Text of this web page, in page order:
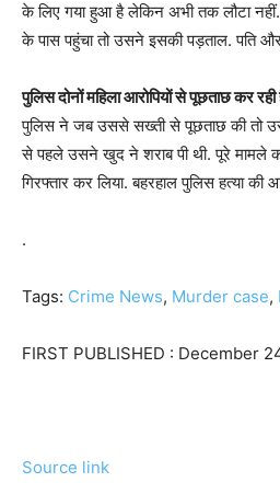
के लिए गया हुआ है लेकिन अभी तक लौटा
के पास पहुंचा तो उसने इसकी पड़ताल. पति
पुलिस दोनों महिला आरोपियों से पूछताछ कर रही
पुलिस ने जब उससे सख्ती से पूछताछ की तो
से पहले उसने खुद ने शराब पी थी. पूरे मामले
गिरफ्तार कर लिया. बहरहाल पुलिस हत्या की
.
Tags: Crime News, Murder case,
FIRST PUBLISHED : December
Source link